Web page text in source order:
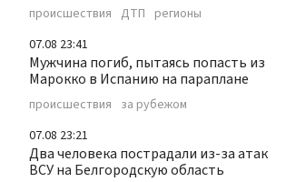
происшествия ДТП регионы
07.08 23:41
Мужчина погиб, пытаясь попасть из
Марокко в Испанию на параплане
происшествия за рубежом
07.08 23:21
Два человека пострадали из-за атак
ВСУ на Белгородскую область